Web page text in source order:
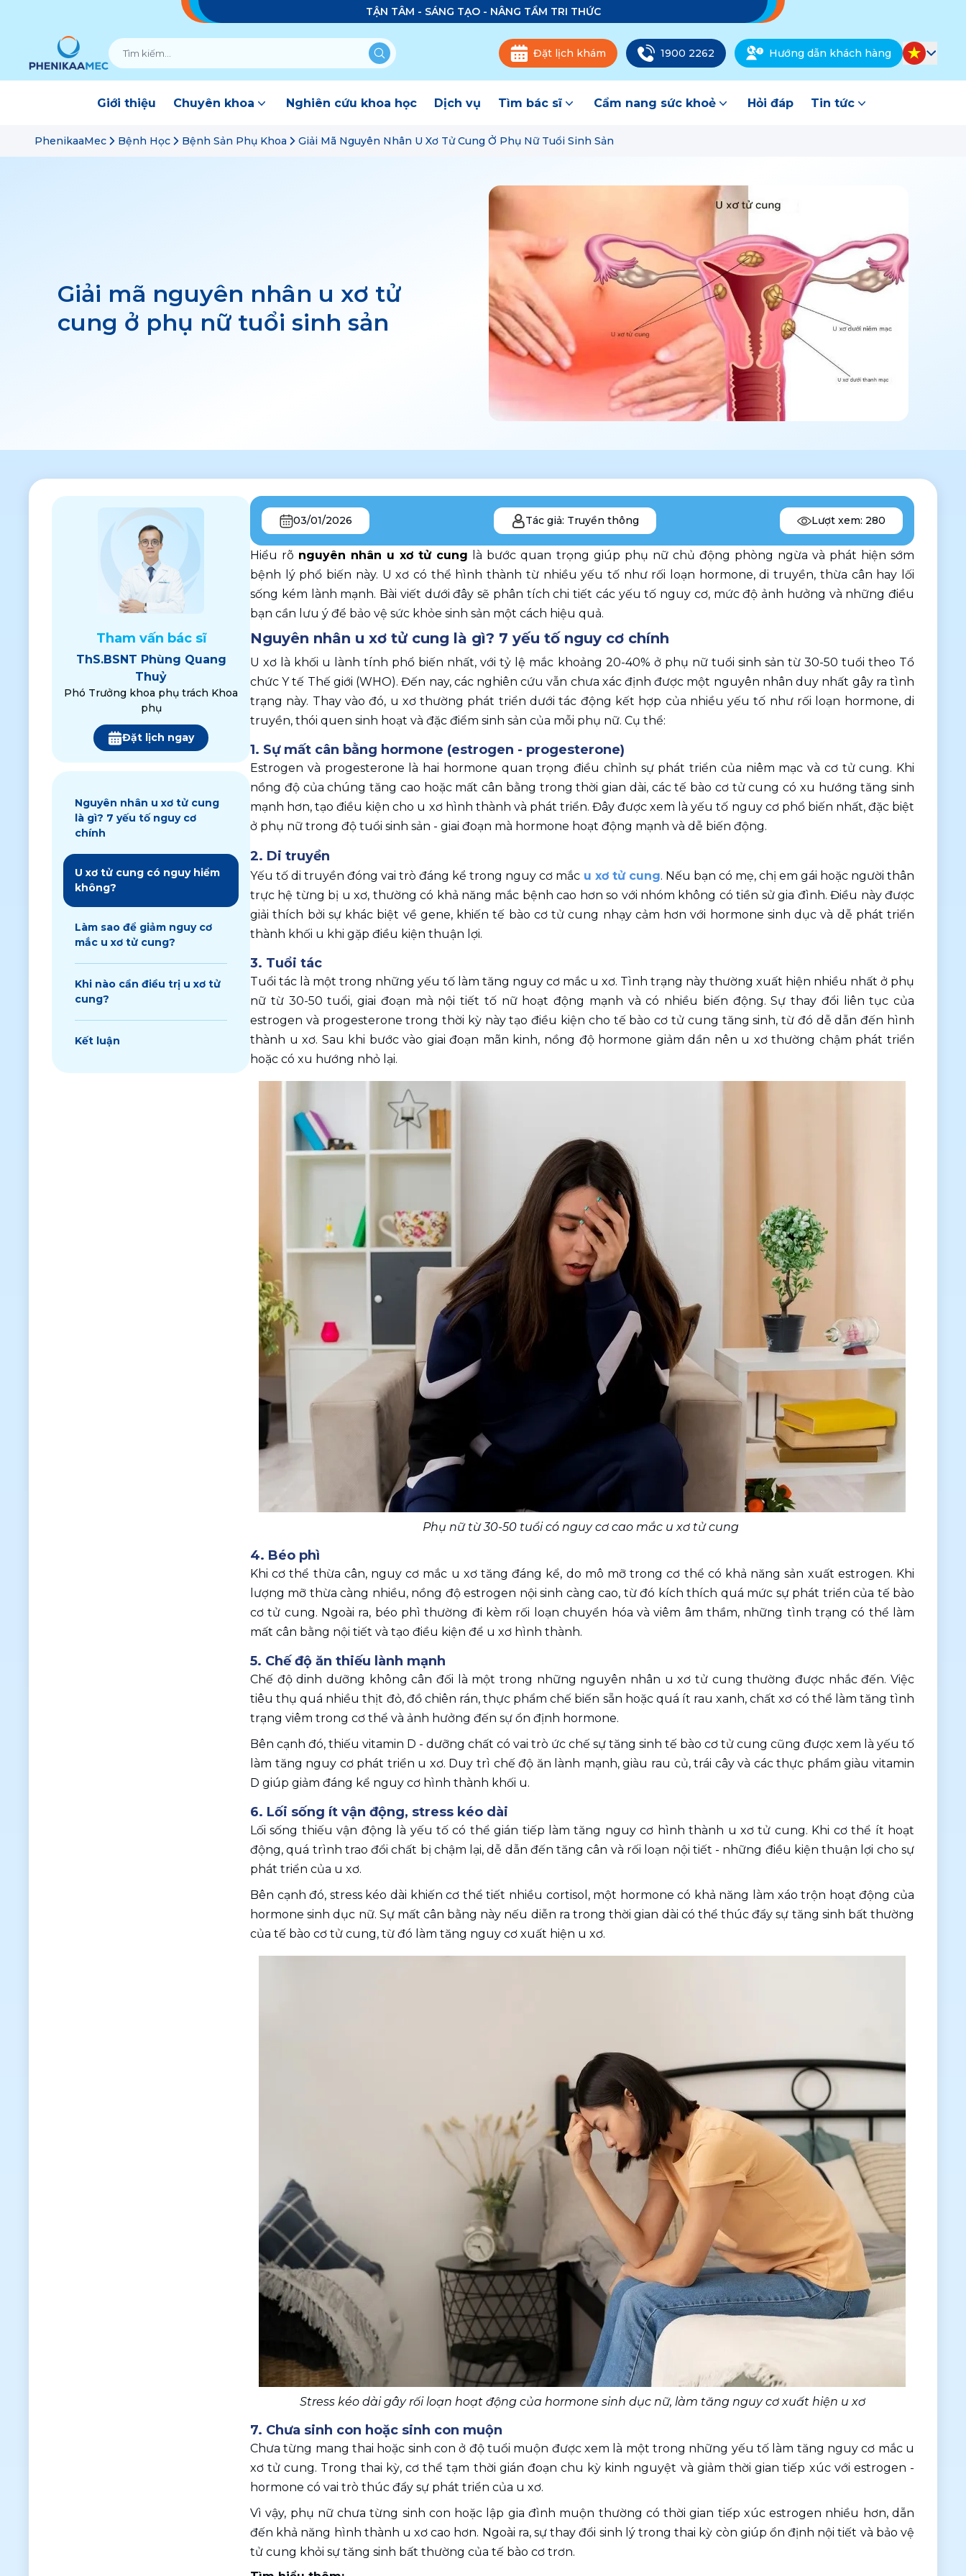
TẬN TÂM - SÁNG TẠO - NÂNG TẦM TRI THỨC
Đặt lịch khám 1900 2262 Hướng dẫn khách hàng
Giới thiệu Chuyên khoa Nghiên cứu khoa học Dịch vụ Tìm bác sĩ Cẩm nang sức khoẻ Hỏi đáp Tin tức
PhenikaaMec Bệnh Học Bệnh Sản Phụ Khoa Giải Mã Nguyên Nhân U Xơ Tử Cung Ở Phụ Nữ Tuổi Sinh Sản
Giải mã nguyên nhân u xơ tử
cung ở phụ nữ tuổi sinh sản
Tham vấn bác sĩ
ThS.BSNT Phùng Quang
Thuỷ
Phó Trưởng khoa phụ trách Khoa
phụ
Đặt lịch ngay
Nguyên nhân u xơ tử cung
là gì? 7 yếu tố nguy cơ
chính
U xơ tử cung có nguy hiểm
không?
Làm sao để giảm nguy cơ
mắc u xơ tử cung?
Khi nào cần điều trị u xơ tử
cung?
Kết luận
03/01/2026 Tác giả: Truyền thông Lượt xem: 280
Hiểu rõ nguyên nhân u xơ tử cung là bước quan trọng giúp phụ nữ chủ động phòng ngừa và phát hiện sớm
bệnh lý phổ biến này. U xơ có thể hình thành từ nhiều yếu tố như rối loạn hormone, di truyền, thừa cân hay lối
sống kém lành mạnh. Bài viết dưới đây sẽ phân tích chi tiết các yếu tố nguy cơ, mức độ ảnh hưởng và những điều
bạn cần lưu ý để bảo vệ sức khỏe sinh sản một cách hiệu quả.
Nguyên nhân u xơ tử cung là gì? 7 yếu tố nguy cơ chính
U xơ là khối u lành tính phổ biến nhất, với tỷ lệ mắc khoảng 20-40% ở phụ nữ tuổi sinh sản từ 30-50 tuổi theo Tổ
chức Y tế Thế giới (WHO). Đến nay, các nghiên cứu vẫn chưa xác định được một nguyên nhân duy nhất gây ra tình
trạng này. Thay vào đó, u xơ thường phát triển dưới tác động kết hợp của nhiều yếu tố như rối loạn hormone, di
truyền, thói quen sinh hoạt và đặc điểm sinh sản của mỗi phụ nữ. Cụ thể:
1. Sự mất cân bằng hormone (estrogen - progesterone)
Estrogen và progesterone là hai hormone quan trọng điều chỉnh sự phát triển của niêm mạc và cơ tử cung. Khi
nồng độ của chúng tăng cao hoặc mất cân bằng trong thời gian dài, các tế bào cơ tử cung có xu hướng tăng sinh
mạnh hơn, tạo điều kiện cho u xơ hình thành và phát triển. Đây được xem là yếu tố nguy cơ phổ biến nhất, đặc biệt
ở phụ nữ trong độ tuổi sinh sản - giai đoạn mà hormone hoạt động mạnh và dễ biến động.
2. Di truyền
Yếu tố di truyền đóng vai trò đáng kể trong nguy cơ mắc u xơ tử cung. Nếu bạn có mẹ, chị em gái hoặc người thân
trực hệ từng bị u xơ, thường có khả năng mắc bệnh cao hơn so với nhóm không có tiền sử gia đình. Điều này được
giải thích bởi sự khác biệt về gene, khiến tế bào cơ tử cung nhạy cảm hơn với hormone sinh dục và dễ phát triển
thành khối u khi gặp điều kiện thuận lợi.
3. Tuổi tác
Tuổi tác là một trong những yếu tố làm tăng nguy cơ mắc u xơ. Tình trạng này thường xuất hiện nhiều nhất ở phụ
nữ từ 30-50 tuổi, giai đoạn mà nội tiết tố nữ hoạt động mạnh và có nhiều biến động. Sự thay đổi liên tục của
estrogen và progesterone trong thời kỳ này tạo điều kiện cho tế bào cơ tử cung tăng sinh, từ đó dễ dẫn đến hình
thành u xơ. Sau khi bước vào giai đoạn mãn kinh, nồng độ hormone giảm dần nên u xơ thường chậm phát triển
hoặc có xu hướng nhỏ lại.
Phụ nữ từ 30-50 tuổi có nguy cơ cao mắc u xơ tử cung
4. Béo phì
Khi cơ thể thừa cân, nguy cơ mắc u xơ tăng đáng kể, do mô mỡ trong cơ thể có khả năng sản xuất estrogen. Khi
lượng mỡ thừa càng nhiều, nồng độ estrogen nội sinh càng cao, từ đó kích thích quá mức sự phát triển của tế bào
cơ tử cung. Ngoài ra, béo phì thường đi kèm rối loạn chuyển hóa và viêm âm thầm, những tình trạng có thể làm
mất cân bằng nội tiết và tạo điều kiện để u xơ hình thành.
5. Chế độ ăn thiếu lành mạnh
Chế độ dinh dưỡng không cân đối là một trong những nguyên nhân u xơ tử cung thường được nhắc đến. Việc
tiêu thụ quá nhiều thịt đỏ, đồ chiên rán, thực phẩm chế biến sẵn hoặc quá ít rau xanh, chất xơ có thể làm tăng tình
trạng viêm trong cơ thể và ảnh hưởng đến sự ổn định hormone.
Bên cạnh đó, thiếu vitamin D - dưỡng chất có vai trò ức chế sự tăng sinh tế bào cơ tử cung cũng được xem là yếu tố
làm tăng nguy cơ phát triển u xơ. Duy trì chế độ ăn lành mạnh, giàu rau củ, trái cây và các thực phẩm giàu vitamin
D giúp giảm đáng kể nguy cơ hình thành khối u.
6. Lối sống ít vận động, stress kéo dài
Lối sống thiếu vận động là yếu tố có thể gián tiếp làm tăng nguy cơ hình thành u xơ tử cung. Khi cơ thể ít hoạt
động, quá trình trao đổi chất bị chậm lại, dễ dẫn đến tăng cân và rối loạn nội tiết - những điều kiện thuận lợi cho sự
phát triển của u xơ.
Bên cạnh đó, stress kéo dài khiến cơ thể tiết nhiều cortisol, một hormone có khả năng làm xáo trộn hoạt động của
hormone sinh dục nữ. Sự mất cân bằng này nếu diễn ra trong thời gian dài có thể thúc đẩy sự tăng sinh bất thường
của tế bào cơ tử cung, từ đó làm tăng nguy cơ xuất hiện u xơ.
Stress kéo dài gây rối loạn hoạt động của hormone sinh dục nữ, làm tăng nguy cơ xuất hiện u xơ
7. Chưa sinh con hoặc sinh con muộn
Chưa từng mang thai hoặc sinh con ở độ tuổi muộn được xem là một trong những yếu tố làm tăng nguy cơ mắc u
xơ tử cung. Trong thai kỳ, cơ thể tạm thời gián đoạn chu kỳ kinh nguyệt và giảm thời gian tiếp xúc với estrogen -
hormone có vai trò thúc đẩy sự phát triển của u xơ.
Vì vậy, phụ nữ chưa từng sinh con hoặc lập gia đình muộn thường có thời gian tiếp xúc estrogen nhiều hơn, dẫn
đến khả năng hình thành u xơ cao hơn. Ngoài ra, sự thay đổi sinh lý trong thai kỳ còn giúp ổn định nội tiết và bảo vệ
tử cung khỏi sự tăng sinh bất thường của tế bào cơ trơn.